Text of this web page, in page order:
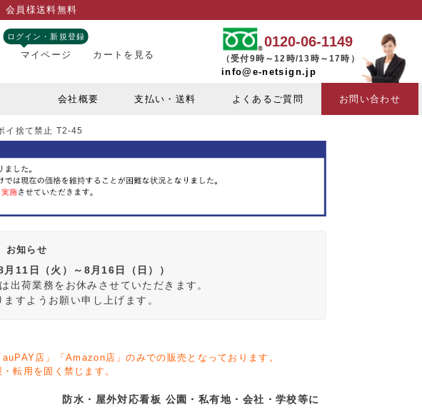
員様送料無料
ログイン・新規登録
マイページ カートを見る
0120-06-1149
（受付9時～12時/13時～17時）
info@e-netsign.jp
会社概要 支払い・送料 よくあるご質問 お問い合わせ
イ捨て禁止 T2-45
お知らせ
11日（火）～8月16日（日））
出荷業務をお休みさせていただきます。
すようお願い申し上げます。
店」「Amazon店」のみでの販売となっております。
転用を固く禁じます。
防水・屋外対応看板 公園・私有地・会社・学校等に